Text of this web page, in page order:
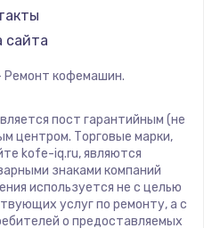
сайта
Ремонт кофемашин.
пост гарантийным (не
центром. Торговые марки,
kofe-iq.ru, являются
знаками компаний
используется не с целью
услуг по ремонту, а с
о предоставляемых